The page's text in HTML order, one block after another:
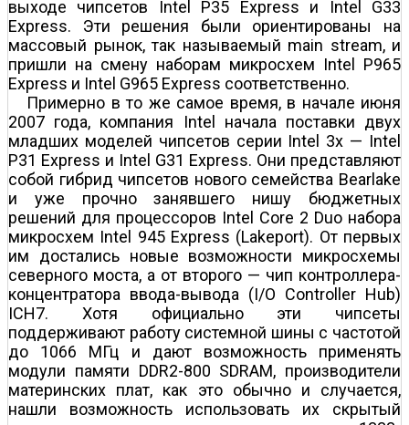
выходе чипсетов Intel P35 Express и Intel G33
Express. Эти решения были ориентированы на
массовый рынок, так называемый main stream, и
пришли на смену наборам микросхем Intel P965
Express и Intel G965 Express соответственно.
Примерно в то же самое время, в начале июня
2007 года, компания Intel начала поставки двух
младших моделей чипсетов серии Intel 3x — Intel
P31 Express и Intel G31 Express. Они представляют
собой гибрид чипсетов нового семейства Bearlake
и уже прочно занявшего нишу бюджетных
решений для процессоров Intel Core 2 Duo набора
микросхем Intel 945 Express (Lakeport). От первых
им достались новые возможности микросхемы
северного моста, а от второго — чип контроллера-
концентратора ввода-вывода (I/O Controller Hub)
ICH7. Хотя официально эти чипсеты
поддерживают работу системной шины с частотой
до 1066 МГц и дают возможность применять
модули памяти DDR2-800 SDRAM, производители
материнских плат, как это обычно и случается,
нашли возможность использовать их скрытый